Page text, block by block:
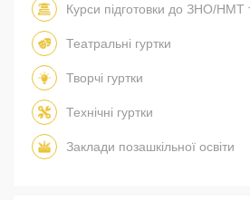
Курси підготовки до ЗНО/НМТ
Театральні гуртки
Творчі гуртки
Технічні гуртки
Заклади позашкільної освіти